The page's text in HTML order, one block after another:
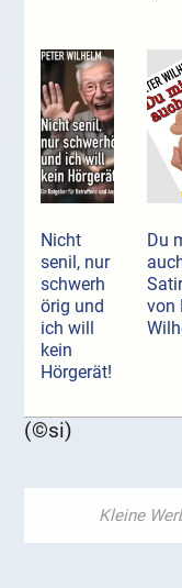
Nicht
senil, nur
schwerh
örig und
ich will
kein
Hörgerät!
Du
von
(©si)